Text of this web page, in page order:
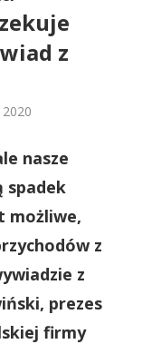
z
nasze
spadek
możliwe,
z
z
prezes
firmy